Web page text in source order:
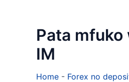
Pata mfuko
IM
Home - Forex no